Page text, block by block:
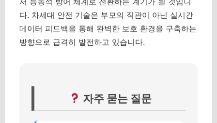
다. 차세대 안전 기술은 부모의 직관이 아닌 실시간
데이터 피드백을 통해 완벽한 보호 환경을 구축하는
방향으로 급격히 발전하고 있습니다.
자주 묻는 질문